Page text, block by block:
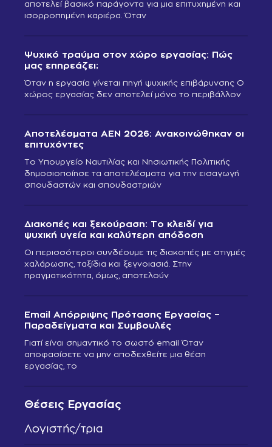
Θέσεις Εργασίας
Λογιστής/τρια
αποτελεί βασικό παράγοντα για μια επιτυχημένη και
ισορροπημένη καριέρα. Όταν
Ψυχικό τραύμα στον χώρο εργασίας: Πώς
μας επηρεάζει;
Όταν η εργασία γίνεται πηγή ψυχικής επιβάρυνσης Ο
χώρος εργασίας δεν αποτελεί μόνο το περιβάλλον
Αποτελέσματα ΑΕΝ 2026: Ανακοινώθηκαν οι
επιτυχόντες
Το Υπουργείο Ναυτιλίας και Νησιωτικής Πολιτικής
δημοσιοποίησε τα αποτελέσματα για την εισαγωγή
σπουδαστών και σπουδαστριών
Διακοπές και ξεκούραση: Το κλειδί για
ψυχική υγεία και καλύτερη απόδοση
Οι περισσότεροι συνδέουμε τις διακοπές με στιγμές
χαλάρωσης, ταξίδια και ξεγνοιασιά. Στην
πραγματικότητα, όμως, αποτελούν
Email Απόρριψης Πρότασης Εργασίας –
Παραδείγματα και Συμβουλές
Γιατί είναι σημαντικό το σωστό email Όταν
αποφασίσετε να μην αποδεχθείτε μια θέση
εργασίας, το